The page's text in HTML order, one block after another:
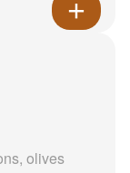
olives